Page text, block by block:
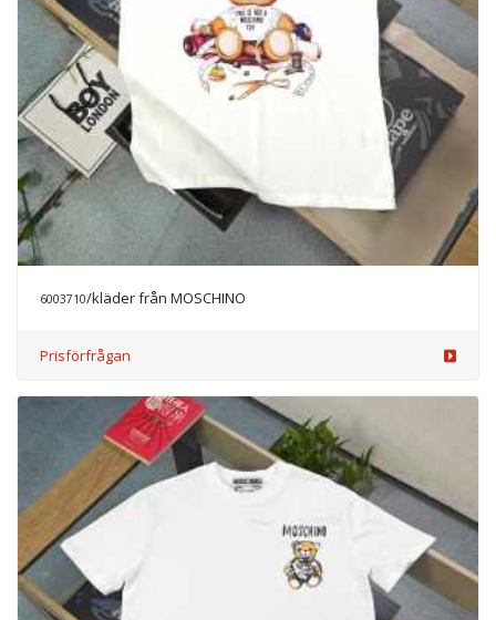
6003710/kläder från MOSCHINO
Prisförfrågan